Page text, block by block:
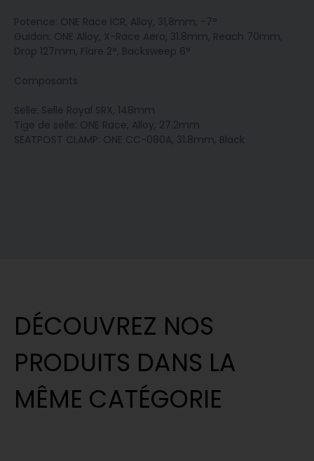
Potence: ONE Race ICR, Alloy, 31,8mm, -7°
Guidon: ONE Alloy, X-Race Aero, 31.8mm, Reach 70mm,
Drop 127mm, Flare 2°, Backsweep 6°
Composants
Selle: Selle Royal SRX, 148mm
Tige de selle: ONE Race, Alloy, 27.2mm
SEATPOST CLAMP: ONE CC-080A, 31.8mm, Black
DÉCOUVREZ NOS
PRODUITS DANS LA
MÊME CATÉGORIE